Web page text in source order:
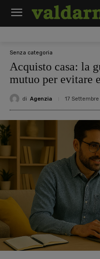
Senza categoria
Acquisto casa: la
mutuo per evitare
di Agenzia 17